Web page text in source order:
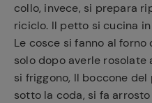
collo, invece, si prepara
riciclo. Il petto si cucina
Le cosce si fanno al forno
solo dopo averle rosolate
si friggono, Il boccone
sotto la coda, si fa